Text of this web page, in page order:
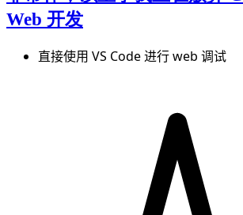
Web 开发
直接使用 VS Code 进行 web 调试